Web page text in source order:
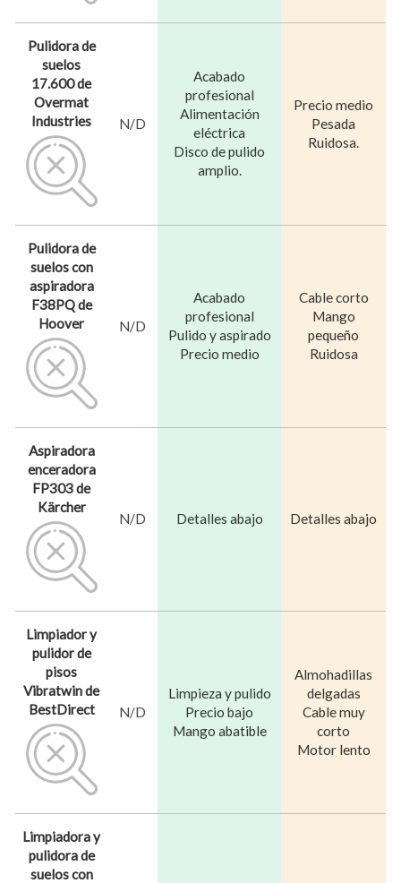
Pulidora de
suelos
17.600 de
Overmat
Industries
N/D
Acabado
profesional
Alimentación
eléctrica
Disco de pulido
amplio.
Precio medio
Pesada
Ruidosa.
Pulidora de
suelos con
aspiradora
F38PQ de
Hoover
N/D
Acabado
profesional
Pulido y aspirado
Precio medio
Cable corto
Mango
pequeño
Ruidosa
Aspiradora
enceradora
FP303 de
Kärcher
N/D Detalles abajo Detalles abajo
Limpiador y
pulidor de
pisos
Vibratwin de
BestDirect
N/D
Limpieza y pulido
Precio bajo
Mango abatible
Almohadillas
delgadas
Cable muy
corto
Motor lento
Limpiadora y
pulidora de
suelos con